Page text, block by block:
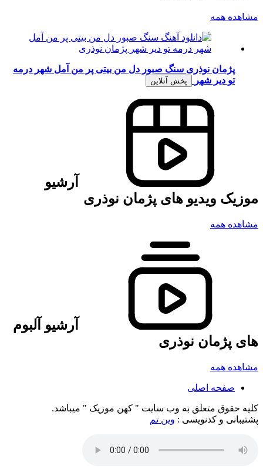
مشاهده همه
پژمان نوذری سنگ صبور دل من بیتی پر من آمل شهر درمه
تو دیر شهر
پخش آنلاین
آرشیو
موزیک ویدیو های پژمان نوذری
مشاهده همه
آرشیو آلبوم
های پژمان نوذری
مشاهده همه
صفحه اصلی
کلیه حقوق متعلق به وب سایت " کهن موزیک " میباشد.
پشتیبانی و کدنویسی : وین تم